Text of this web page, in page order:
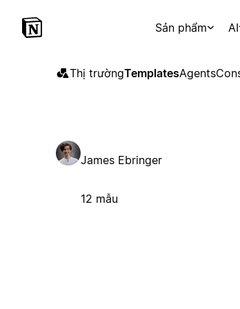
Sản phẩm AI
Thị trườngTemplatesAgents
James Ebringer
12 mẫu